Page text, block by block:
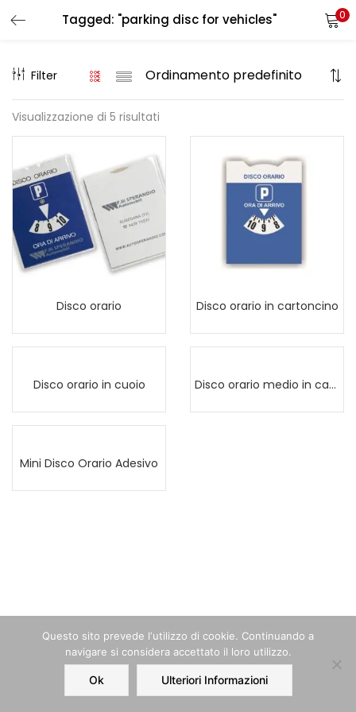
Tagged: "parking disc for vehicles" 0
Home Order Account
Filter
Visualizzazione di 5 risultati
Disco orario Disco orario in cartoncino
Disco orario in cuoio Disco orario medio in cartoncino
Mini Disco Orario Adesivo
LOGIN REGISTER
Enter your username and password to login.
Remember me
Lost password?
Questo sito prevede l‘utilizzo di cookie. Continuando a
navigare si considera accettato il loro utilizzo.
Ok Ulteriori Informazioni